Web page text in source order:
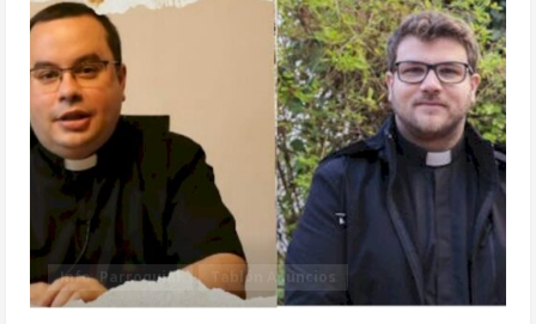
Info. Parroquial Tablón Anuncios